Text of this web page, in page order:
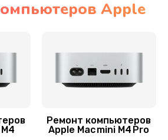
Заказать
Apple
Ремонт компьютеров
Apple Mac mini M4 Pro